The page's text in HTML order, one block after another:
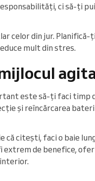
ci să-ți
celor din jur. Planifică-
mult din stres.
este să-ți faci timp
și reîncărcarea
citești, faci o baie
de benefice,